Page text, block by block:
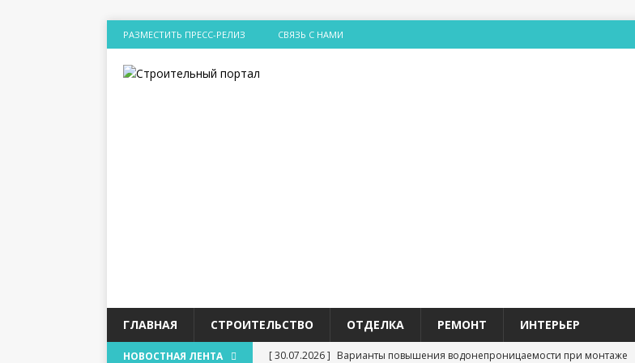
РАЗМЕСТИТЬ ПРЕСС-РЕЛИЗ СВЯЗЬ С НАМИ
ГЛАВНАЯ СТРОИТЕЛЬСТВО ОТДЕЛКА РЕМОНТ ИНТЕРЬЕР
НОВОСТНАЯ ЛЕНТА [ 30.07.2026 ] Варианты повышения водонепроницаемости при монтаже